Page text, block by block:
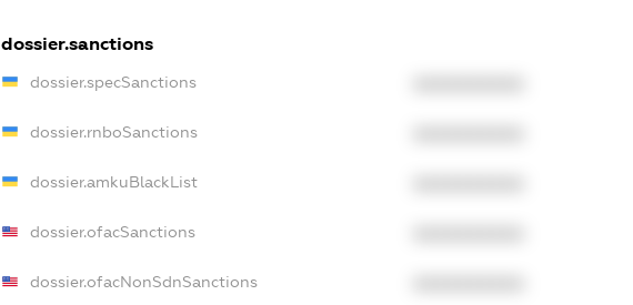
dossier.sanctions
dossier.specSanctions
dossier.rnboSanctions
dossier.amkuBlackList
dossier.ofacSanctions
dossier.ofacNonSdnSanctions